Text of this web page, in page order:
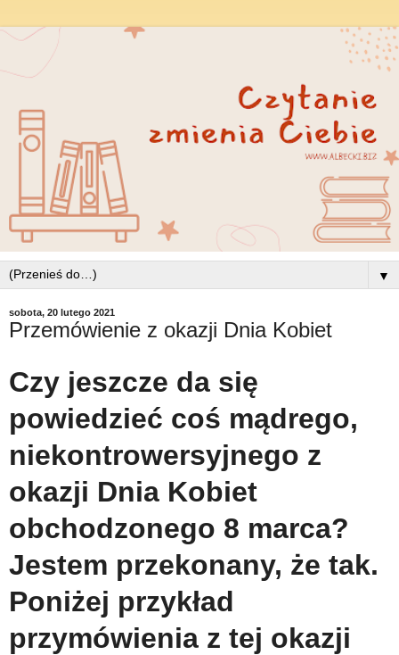
▼
sobota, 20 lutego 2021
Przemówienie z okazji Dnia Kobiet
Czy jeszcze da się
powiedzieć coś mądrego,
niekontrowersyjnego z
okazji Dnia Kobiet
obchodzonego 8 marca?
Jestem przekonany, że tak.
Poniżej przykład
przymówienia z tej okazji